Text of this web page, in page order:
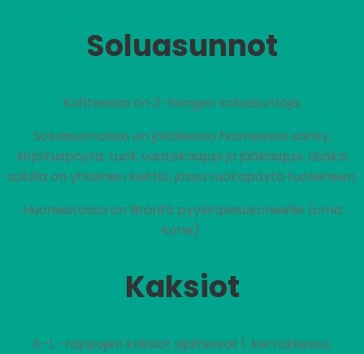
Soluasunnot
Kohteessa on 3-hengen soluasuntoja.
Soluasunnoissa on jokaisessa huoneessa sänky,
kirjoituspöytä, tuoli, vaatekaappi ja jääkaappi. Lisäksi
solulla on yhteinen keittiö, jossa ruokapöytä tuoleineen.
Huoneistossa on liitäntä pyykinpesukoneelle (oma
kone).
Kaksiot
A-L -rappujen kaksiot sijaitsevat 1. kerroksessa,